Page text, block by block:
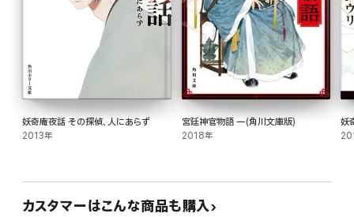
妖奇庵夜話 その探偵、人にあらず
2013年
宮廷神官物語 一(角川文庫版)
2018年
妖
カスタマーはこんな商品も購入